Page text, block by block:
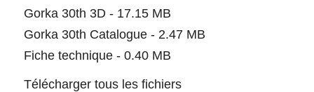
Gorka 30th 3D - 17.15 MB
Gorka 30th Catalogue - 2.47 MB
Fiche technique - 0.40 MB
Télécharger tous les fichiers